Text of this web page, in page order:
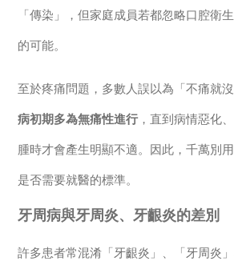
「傳染」，但家庭成員若都忽略口腔衛
的可能。
至於疼痛問題，多數人誤以為「不痛就
病初期多為無痛性進行 ，直到病情惡化
腫時才會產生明顯不適。因此，千萬別
是否需要就醫的標準。
牙周病與牙周炎、牙齦炎的差別
許多患者常混淆「牙齦炎」、「牙周炎